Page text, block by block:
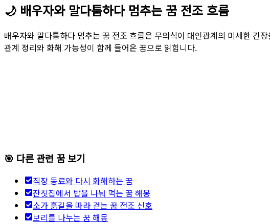
🌙 배우자와 말다툼하다 멈추는 꿈 전조 흐름
배우자와 말다툼하다 멈추는 꿈 전조 흐름은 무의식이 대인관계의 미세한 긴
관계 정리와 화해 가능성이 함께 들어온 꿈으로 읽힙니다.
🎯 다른 관련 꿈 보기
직장 동료와 다시 화해하는 꿈
잔칫집에서 밥을 나눠 먹는 꿈 해몽
소가 흙길을 따라 걷는 꿈 전조 신호
보리를 나누는 꿈 해몽